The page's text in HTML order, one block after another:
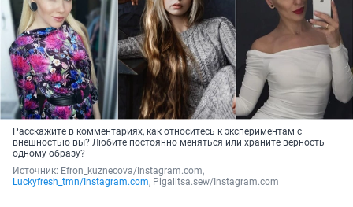
Расскажите в комментариях, как относитесь к экспериментам с
внешностью вы? Любите постоянно меняться или храните верность
одному образу?
Источник:
Luckyfresh_tmn/Instagram.com, Pigalitsa.sew/Instagram.com